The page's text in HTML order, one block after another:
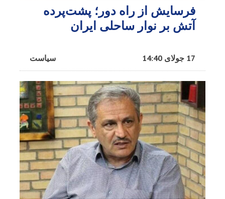
فرسایش از راه دور؛ پشت‌پرده
آتش بر نوار ساحلی ایران
سیاست 17 جولای 14:40